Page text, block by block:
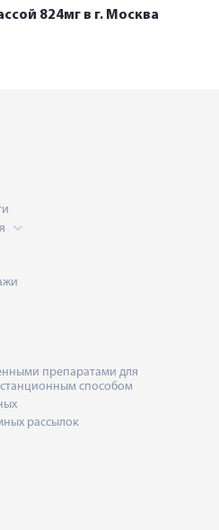
824мг в г. Москва
препаратами для
способом
рассылок